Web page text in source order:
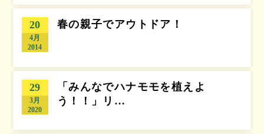
20
4月
2014
春の親子でアウトドア！
29
3月
2020
「みんなでハナモモを植えよ
う！！」リ…